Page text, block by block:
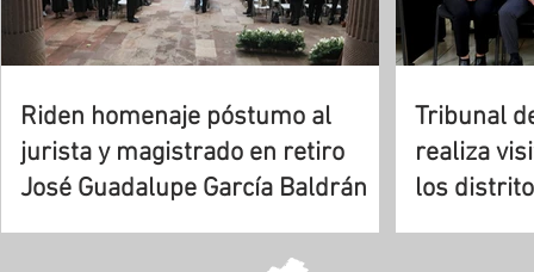
Riden homenaje póstumo al
jurista y magistrado en retiro
José Guadalupe García Baldrán
Tribunal
realiza
los